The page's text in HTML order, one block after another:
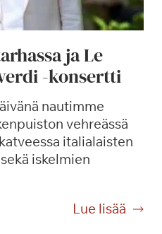
ja Le
-konsertti
nautimme
vehreässä
italialaisten
iskelmien
Lue lisää
P